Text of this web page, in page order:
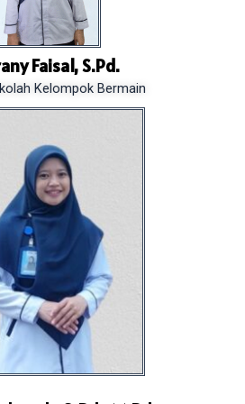
Faisal, S.Pd.
Kelompok Bermain